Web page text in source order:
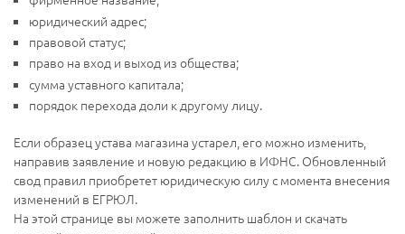
юридический адрес;
правовой статус;
право на вход и выход из общества;
сумма уставного капитала;
порядок перехода доли к другому лицу.
Если образец устава магазина устарел, его можно изменить,
направив заявление и новую редакцию в ИФНС. Обновленный
свод правил приобретет юридическую силу с момента внесения
изменений в ЕГРЮЛ.
На этой странице вы можете заполнить шаблон и скачать